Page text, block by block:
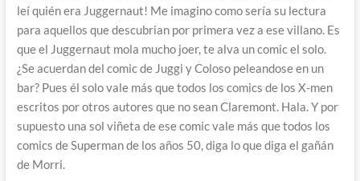
leí quién era Juggernaut! Me imagino como sería su lectura
para aquellos que descubrian por primera vez a ese villano. Es
que el Juggernaut mola mucho joer, te alva un comic el solo.
¿Se acuerdan del comic de Juggi y Coloso peleandose en un
bar? Pues él solo vale más que todos los comics de los X-men
escritos por otros autores que no sean Claremont. Hala. Y por
supuesto una sol viñeta de ese comic vale más que todos los
comics de Superman de los años 50, diga lo que diga el gañán
de Morri.